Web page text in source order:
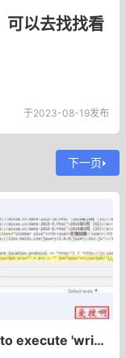
可以去找找看
于2023-08-19发布
下一页
Failed to execute 'write' on 'Document'js不能执行write浏览器报错